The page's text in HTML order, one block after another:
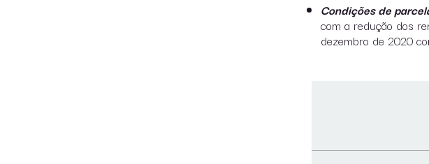
Condições de
com a redução dos
dezembro de 2020